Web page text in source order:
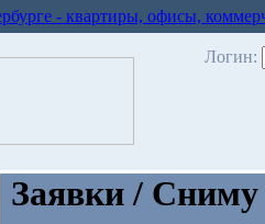
- квартиры, офисы,
Логин:
Заявки / Сниму